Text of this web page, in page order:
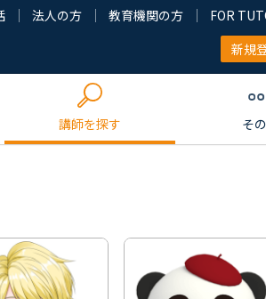
法人の方 教育機関の方 FOR
新規
講師を探す そ